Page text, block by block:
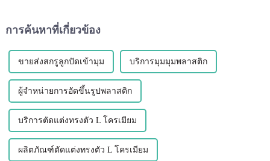
การค้นหาที่เกี่ยวข้อง
ขายส่งสกรูลูกปัดเข้ามุม บริการมุมมุมพลาสติก
ผู้จำหน่ายการอัดขึ้นรูปพลาสติก
บริการตัดแต่งทรงตัว L โครเมียม
ผลิตภัณฑ์ตัดแต่งทรงตัว L โครเมียม